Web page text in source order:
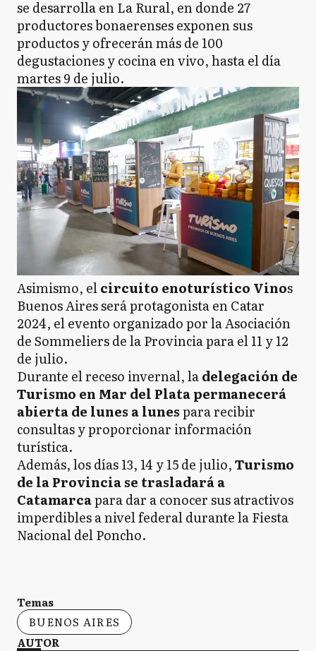
se desarrolla en La Rural, en donde 27
productores bonaerenses exponen sus
productos y ofrecerán más de 100
degustaciones y cocina en vivo, hasta el día
martes 9 de julio.
Asimismo, elcircuito enoturístico Vinos
Buenos Aires será protagonista en Catar
2024, el evento organizado por la Asociación
de Sommeliers de la Provincia para el 11 y 12
de julio.
Durante el receso invernal, ladelegación de
Turismo en Mar del Plata permanecerá
abierta de lunes a lunespara recibir
consultas y proporcionar información
turística.
Además, los días 13, 14 y 15 de julio,Turismo
de la Provincia se trasladará a
Catamarcapara dar a conocer sus atractivos
imperdibles a nivel federal durante la Fiesta
Nacional del Poncho.
Temas
BUENOS AIRES
AUTOR